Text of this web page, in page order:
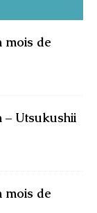
mois de
– Utsukushii
mois de